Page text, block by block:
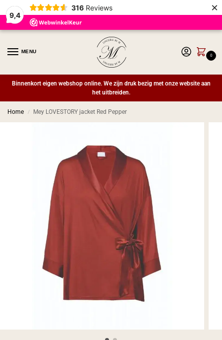
9,4
316 Reviews ×
MENU
0
Binnenkort eigen webshop online. We zijn druk bezig met onze website aan
het uitbreiden.
Home / Mey LOVESTORY jacket Red Pepper